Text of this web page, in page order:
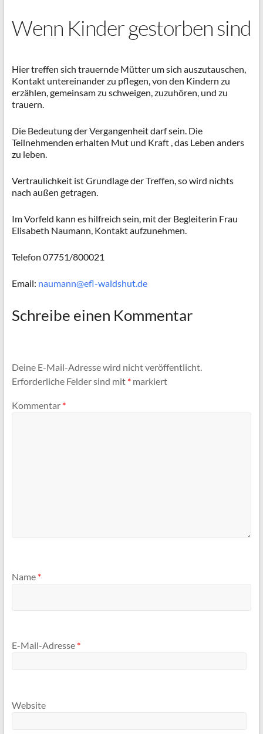
Wenn Kinder gestorben sind
Hier treffen sich trauernde Mütter um sich auszutauschen,
Kontakt untereinander zu pflegen, von den Kindern zu
erzählen, gemeinsam zu schweigen, zuzuhören, und zu
trauern.
Die Bedeutung der Vergangenheit darf sein. Die
Teilnehmenden erhalten Mut und Kraft , das Leben anders
zu leben.
Vertraulichkeit ist Grundlage der Treffen, so wird nichts
nach außen getragen.
Im Vorfeld kann es hilfreich sein, mit der Begleiterin Frau
Elisabeth Naumann, Kontakt aufzunehmen.
Telefon 07751/800021
Email: naumann@efl-waldshut.de
Schreibe einen Kommentar
Deine E-Mail-Adresse wird nicht veröffentlicht.
Erforderliche Felder sind mit *markiert
Kommentar *
Name *
E-Mail-Adresse *
Website